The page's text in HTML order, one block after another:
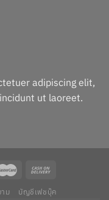
adipiscing elit,
ut laoreet.
ม บัญชีเฟชบุ๊ค